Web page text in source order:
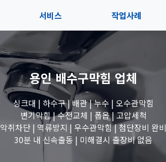
서비스
솔루션
블로그
작업사례
세면대 작업
변기 작업
욕조 작업
용인 배수구막힘업체
싱크대 | 하수구 | 배관 | 누수 | 오수관막힘
변기막힘 | 수전교체 | 폽옵 | 고압세척
악취차단 | 역류방지 | 우수관막힘 | 첨단장비 완비
30분 내 신속출동 | 미해결시 출장비 없음